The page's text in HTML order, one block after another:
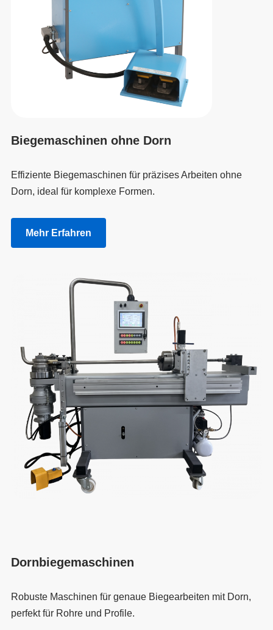
Biegemaschinen ohne Dorn
Effiziente Biegemaschinen für präzises Arbeiten ohne
Dorn, ideal für komplexe Formen.
Mehr Erfahren
Dornbiegemaschinen
Robuste Maschinen für genaue Biegearbeiten mit Dorn,
perfekt für Rohre und Profile.